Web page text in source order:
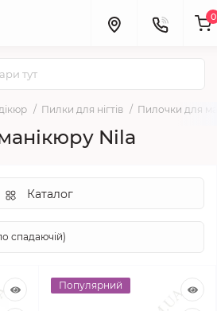
0
Пилки для нігтів Пилочки для
Nila
Каталог
Популярний